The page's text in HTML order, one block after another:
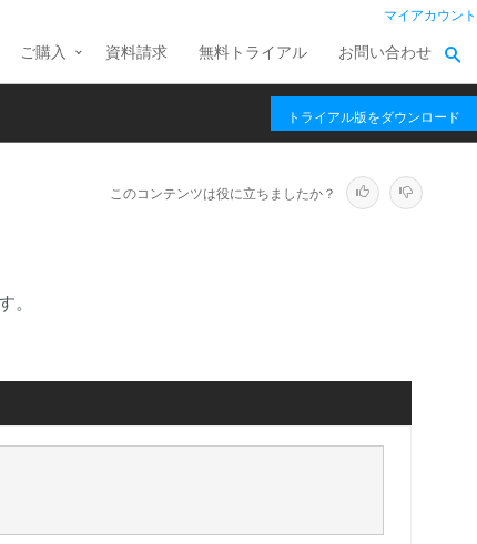
マイアカウント
ご購入 資料請求 無料トライアル お問い合わせ
トライアル版をダウンロード
このコンテンツは役に立ちましたか？